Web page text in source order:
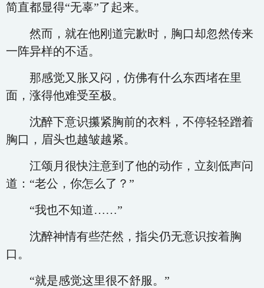
简直都显得“无辜”了起来。
然而，就在他刚道完歉时，胸口却忽然传来
一阵异样的不适。
那感觉又胀又闷，仿佛有什么东西堵在里
面，涨得他难受至极。
沈醉下意识攥紧胸前的衣料，不停轻轻蹭着
胸口，眉头也越皱越紧。
江颂月很快注意到了他的动作，立刻低声问
道：“老公，你怎么了？”
“我也不知道……”
沈醉神情有些茫然，指尖仍无意识按着胸
口。
“就是感觉这里很不舒服。”